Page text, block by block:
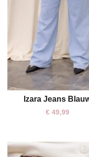
M L XL
Izara Jeans
€49,99